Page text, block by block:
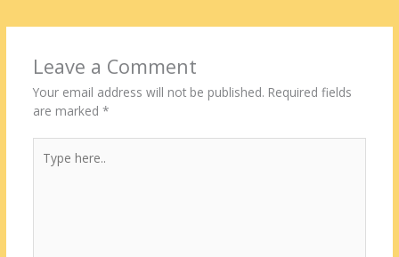
Leave a Comment
Your email address will not be published. Required fields
are marked *
here..